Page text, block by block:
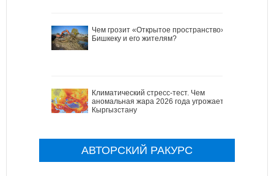
Чем грозит «Открытое пространство»
Бишкеку и его жителям?
Климатический стресс-тест. Чем
аномальная жара 2026 года угрожает
Кыргызстану
АВТОРСКИЙ РАКУРС